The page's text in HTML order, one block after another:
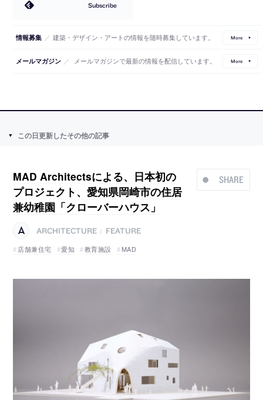
Subscribe
情報募集 ／ 建築・デザイン・アートの情報を随時募集しています。 More
メールマガジン ／ メールマガジンで最新の情報を配信しています。 More
この日更新したその他の記事
SHARE
MAD Architectsによる、日本初の
プロジェクト、愛知県岡崎市の住居
兼幼稚園「クローバーハウス」
ARCHITECTURE
FEATURE
店舗兼住宅
愛知 教育施設 MAD